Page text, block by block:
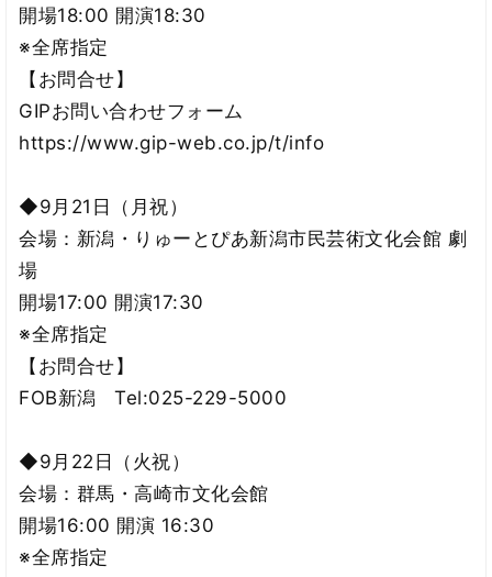
開場18:00 開演18:30
※全席指定
【お問合せ】
GIPお問い合わせフォーム
https://www.gip-web.co.jp/t/info
◆9月21日（月祝）
会場：新潟・りゅーとぴあ新潟市民芸術文化会館 劇
場
開場17:00 開演17:30
※全席指定
【お問合せ】
FOB新潟 Tel:025-229-5000
◆9月22日（火祝）
会場：群馬・高崎市文化会館
開場16:00 開演 16:30
※全席指定